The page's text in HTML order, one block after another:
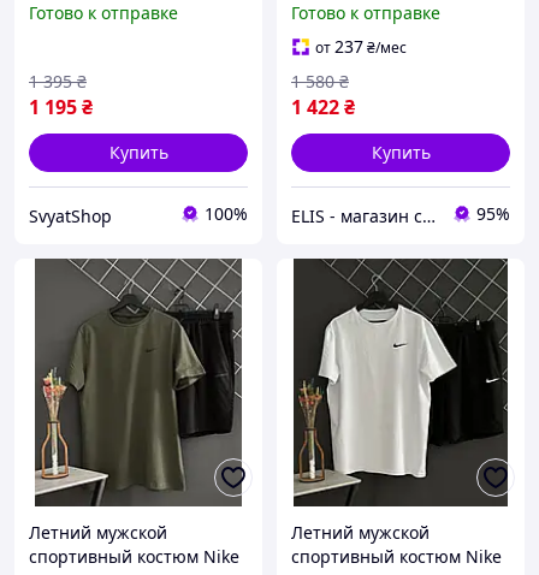
капюшоном,Мужской
кофта штаны
Готово к отправке
1 195₴
1 395 ₴
Купить
SvyatShop 100%
Готово к отправке
от237₴/мес
1 422₴
1 580 ₴
Купить
ELIS - магазин спортивной одежды 95%
Летний мужской
спортивный костюм Nike
Летний мужской
спортивный костюм Nike